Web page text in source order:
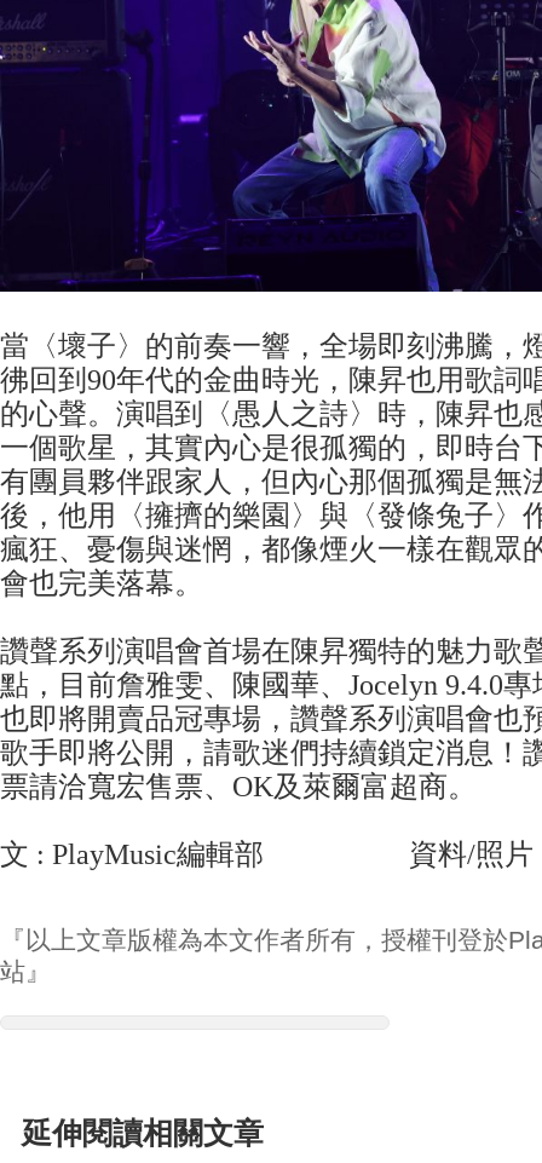
當〈壞子〉的前奏一響，全場即刻沸騰，
彿回到90年代的金曲時光，陳昇也用歌詞
的心聲。演唱到〈愚人之詩〉時，陳昇也
一個歌星，其實內心是很孤獨的，即時台
有團員夥伴跟家人，但內心那個孤獨是無
後，他用〈擁擠的樂園〉與〈發條兔子〉
瘋狂、憂傷與迷惘，都像煙火一樣在觀眾
會也完美落幕。
讚聲系列演唱會首場在陳昇獨特的魅力歌
點，目前詹雅雯、陳國華、Jocelyn 9.4.0
也即將開賣品冠專場，讚聲系列演唱會也
歌手即將公開，請歌迷們持續鎖定消息！
票請洽寬宏售票、OK及萊爾富超商。
文 : PlayMusic編輯部 資料/照片 :
『以上文章版權為本文作者所有，授權刊登於
站』
延伸閱讀相關文章